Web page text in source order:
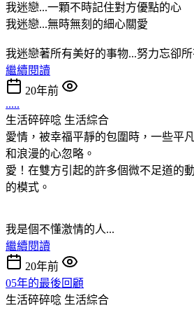
我迷戀...一顆不時記住對方優點的心
我迷戀...無時無刻的細心關愛
我迷戀著所有美好的事物...努力忘卻
繼續閱讀
20年前
.....
生活碎碎唸 生活綜合
愛情，被幸福平靜的包圍時，一些平
和浪漫的心忽略。
愛！在雙方引起的許多個微不足道的
的模式。
我是個不懂激情的人...
繼續閱讀
20年前
05年的最後回顧
生活碎碎唸 生活綜合